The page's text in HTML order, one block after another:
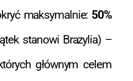
maksymalnie: 50%
stanowi Brazylia) –
głównym celem